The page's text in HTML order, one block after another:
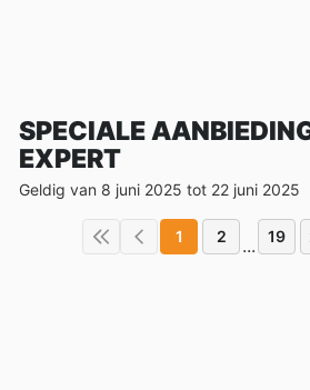
SPECIALE
EXPERT
Geldig van 8 juni 2025 tot 22 juni 2025
1 2 ... 19